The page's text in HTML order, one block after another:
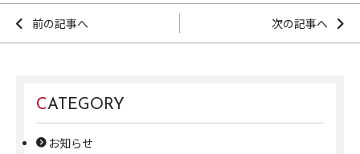
前の記事へ 次の記事へ
CATEGORY
お知らせ